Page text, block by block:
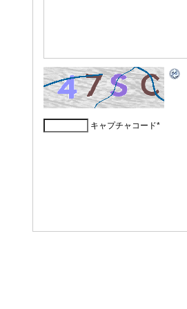
キャプチャコード*